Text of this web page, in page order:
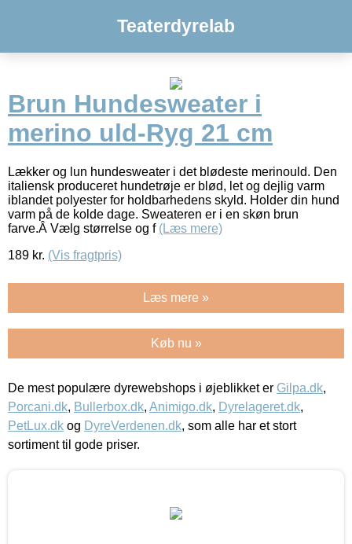
Teaterdyrelab
Brun Hundesweater i
merino uld-Ryg 21 cm
Lækker og lun hundesweater i det blødeste merinould. Den
italiensk produceret hundetrøje er blød, let og dejlig varm
iblandet polyester for holdbarhedens skyld. Holder din hund
varm på de kolde dage. Sweateren er i en skøn brun
farve.Â Vælg størrelse og f (Læs mere)
189 kr. (Vis fragtpris)
Læs mere »
Køb nu »
De mest populære dyrewebshops i øjeblikket er Gilpa.dk,
Porcani.dk, Bullerbox.dk, Animigo.dk, Dyrelageret.dk,
PetLux.dk og DyreVerdenen.dk, som alle har et stort
sortiment til gode priser.